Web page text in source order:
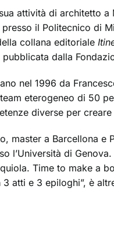
attività di architetto
il Politecnico di
collana editoriale
pubblicata dalla
nel 1996 da
eterogeneo di 50
diverse per
master a Barcellona e
l’Università di
Time to make a
atti e 3 epiloghi”, è